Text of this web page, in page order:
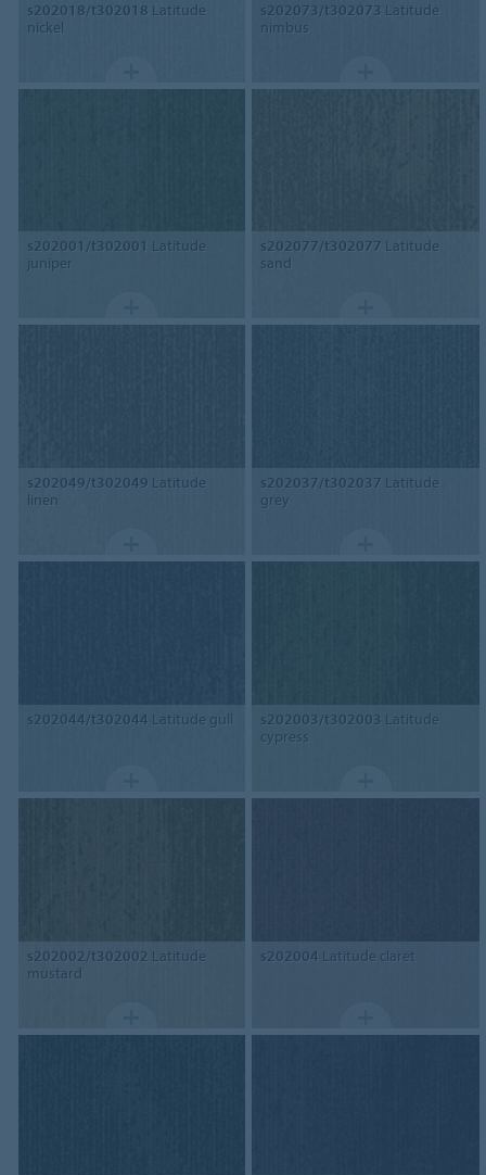
s202018/t302018 Latitude
nickel
s202073/t302073 Latitude
nimbus
s202001/t302001 Latitude
juniper
s202077/t302077 Latitude
sand
s202049/t302049 Latitude
linen
s202037/t302037 Latitude
grey
s202044/t302044 Latitude gull s202003/t302003 Latitude
cypress
s202002/t302002 Latitude
mustard
s202004 Latitude claret